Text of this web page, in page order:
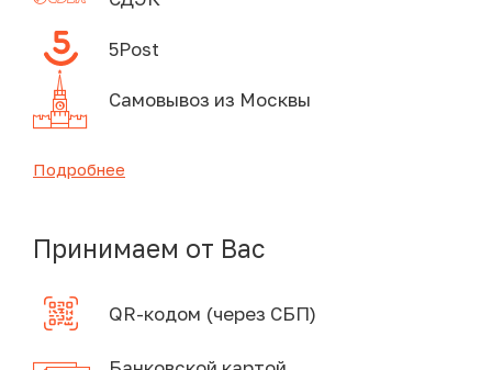
5Post
Самовывоз из Москвы
Подробнее
Принимаем от Вас
QR-кодом (через СБП)